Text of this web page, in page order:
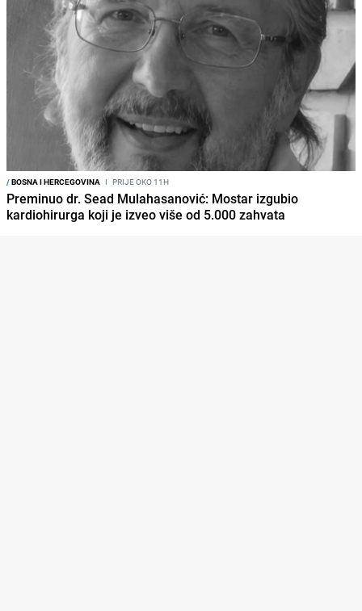
/BOSNA I HERCEGOVINA I PRIJE OKO 11H
Preminuo dr. Sead Mulahasanović: Mostar izgubio
kardiohirurga koji je izveo više od 5.000 zahvata